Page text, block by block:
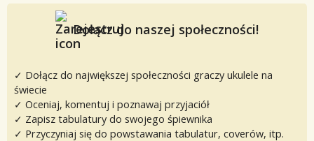
Dołącz do naszej społeczności!
✓ Dołącz do największej społeczności graczy ukulele na
świecie
✓ Oceniaj, komentuj i poznawaj przyjaciół
✓ Zapisz tabulatury do swojego śpiewnika
✓ Przyczyniaj się do powstawania tabulatur, coverów, itp.